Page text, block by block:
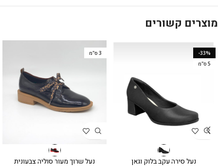
מוצרים קשורים
-33%
5 ס"מ
נעל סירה עקב בלוק וגאן
3 ס"מ
נעל שרוך מעור סוליה צבעונית